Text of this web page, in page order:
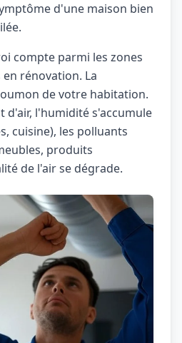
d'une maison bien
compte parmi les zones
rénovation. La
de votre habitation.
d'air, l'humidité s'accumule
cuisine), les polluants
produits
de l'air se dégrade.